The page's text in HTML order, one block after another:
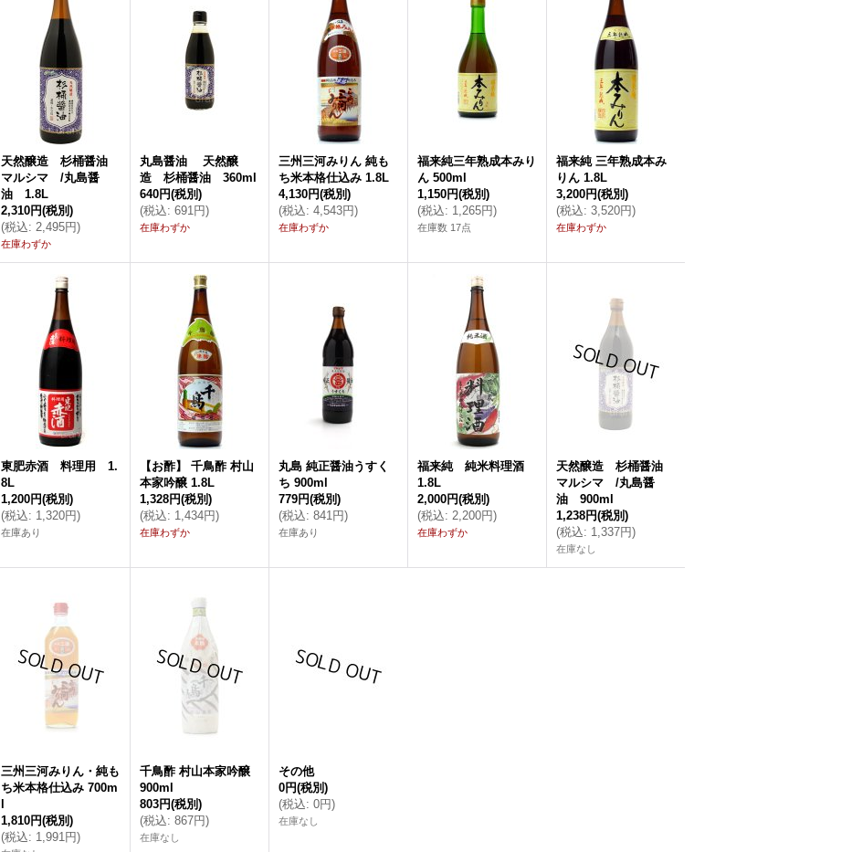
天然醸造 杉桶醤油
マルシマ /丸島醤
油 1.8L
2,310円(税別)
(税込: 2,495円)
在庫わずか
丸島醤油 天然醸
造 杉桶醤油 360ml
640円(税別)
(税込: 691円)
在庫わずか
三州三河みりん 純も
ち米本格仕込み 1.8L
4,130円(税別)
(税込: 4,543円)
在庫わずか
福来純三年熟成本みり
ん 500ml
1,150円(税別)
(税込: 1,265円)
在庫数 17点
福来純 三年熟成本み
りん 1.8L
3,200円(税別)
(税込: 3,520円)
在庫わずか
東肥赤酒 料理用 1.
8L
1,200円(税別)
(税込: 1,320円)
在庫あり
【お酢】 千鳥酢 村山
本家吟醸 1.8L
1,328円(税別)
(税込: 1,434円)
在庫わずか
丸島 純正醤油うすく
ち 900ml
779円(税別)
(税込: 841円)
在庫あり
福来純 純米料理酒
1.8L
2,000円(税別)
(税込: 2,200円)
在庫わずか
天然醸造 杉桶醤油
マルシマ /丸島醤
油 900ml
1,238円(税別)
(税込: 1,337円)
在庫なし
三州三河みりん・純も
ち米本格仕込み 700m
1,810円(税別)
(税込: 1,991円)
千鳥酢 村山本家吟醸
900ml
803円(税別)
(税込: 867円)
在庫なし
その他
0円(税別)
(税込: 0円)
在庫なし